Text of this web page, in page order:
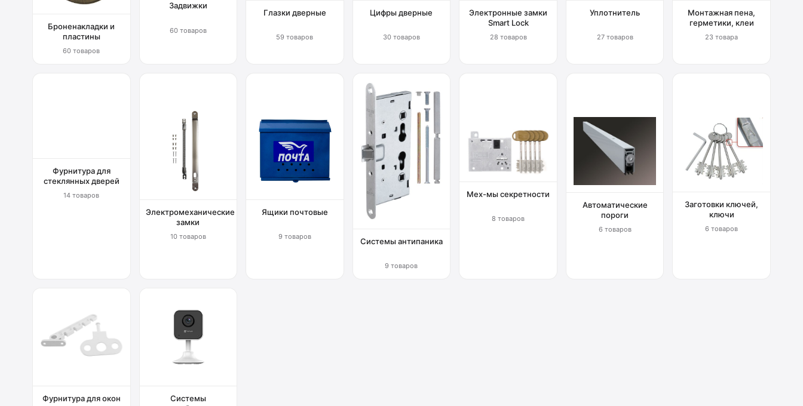
Броненакладки и
пластины
60 товаров
Задвижки
60 товаров
Глазки дверные
59 товаров
Цифры дверные
30 товаров
Электронные замки
Smart Lock
28 товаров
Уплотнитель
27 товаров
Монтажная пена,
герметики, клеи
23 товара
Фурнитура для
стеклянных дверей
14 товаров
Электромеханические
замки
10 товаров
Ящики почтовые
9 товаров Системы антипаника
9 товаров
Мех-мы секретности
8 товаров
Автоматические
пороги
6 товаров
Заготовки ключей,
ключи
6 товаров
Фурнитура для окон
Системы